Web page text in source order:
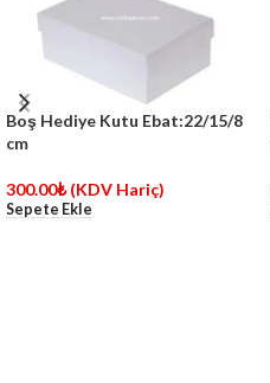
Boş Hediye Kutu Ebat:22/15/8
cm
300.00₺ (KDV Hariç)
Sepete Ekle